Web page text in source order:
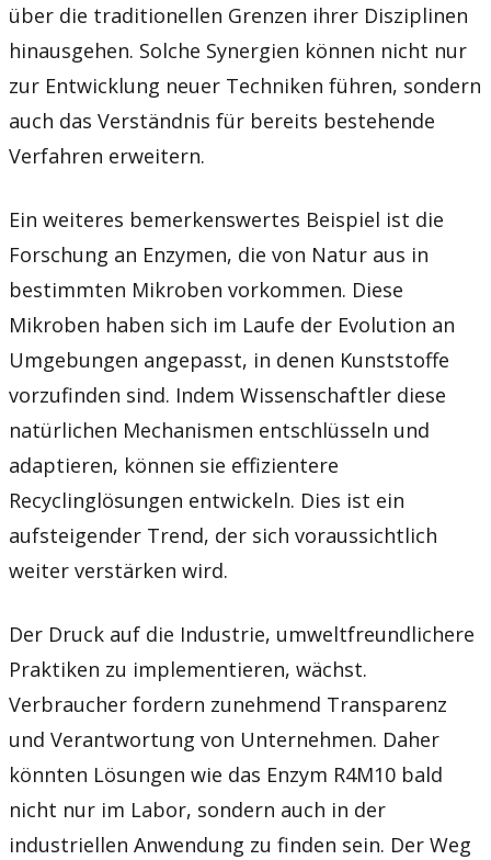
über die traditionellen Grenzen ihrer Disziplinen
hinausgehen. Solche Synergien können nicht nur
zur Entwicklung neuer Techniken führen, sondern
auch das Verständnis für bereits bestehende
Verfahren erweitern.
Ein weiteres bemerkenswertes Beispiel ist die
Forschung an Enzymen, die von Natur aus in
bestimmten Mikroben vorkommen. Diese
Mikroben haben sich im Laufe der Evolution an
Umgebungen angepasst, in denen Kunststoffe
vorzufinden sind. Indem Wissenschaftler diese
natürlichen Mechanismen entschlüsseln und
adaptieren, können sie effizientere
Recyclinglösungen entwickeln. Dies ist ein
aufsteigender Trend, der sich voraussichtlich
weiter verstärken wird.
Der Druck auf die Industrie, umweltfreundlichere
Praktiken zu implementieren, wächst.
Verbraucher fordern zunehmend Transparenz
und Verantwortung von Unternehmen. Daher
könnten Lösungen wie das Enzym R4M10 bald
nicht nur im Labor, sondern auch in der
industriellen Anwendung zu finden sein. Der Weg